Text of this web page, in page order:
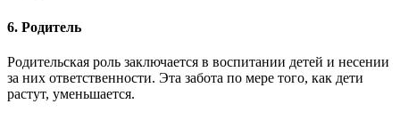
6. Родитель
Родительская роль заключается в воспитании детей и несении
за них ответственности. Эта забота по мере того, как дети
растут, уменьшается.